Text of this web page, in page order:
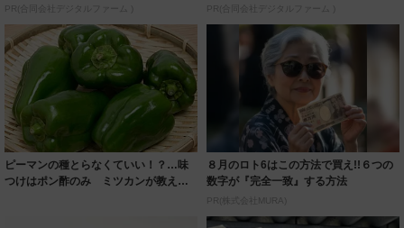
PR(合同会社デジタルファーム ) PR(合同会社デジタルファーム )
ピーマンの種とらなくていい！？…味
つけはポン酢のみ ミツカンが教える
８月のロト6はこの方法で買え!!６つの
数字が『完全一致』する方法
PR(株式会社MURA)